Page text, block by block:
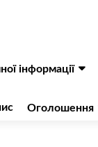
інформації
Оголошення